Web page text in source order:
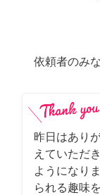
依頼者のみ
昨日はあり
えていただ
ようになり
られる趣味